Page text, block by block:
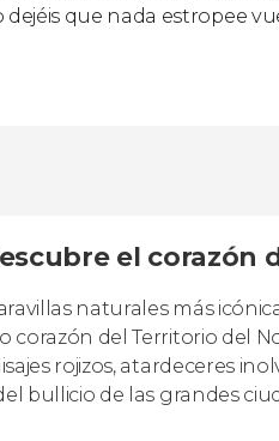
dejéis que nada estropee
el corazón
naturales más
del Territorio del
rojizos, atardeceres
bullicio de las grandes